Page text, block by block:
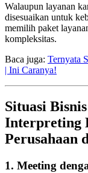
Walaupun layanan
disesuaikan untuk
memilih paket
kompleksitas.
Baca juga: Ternyata
| Ini Caranya!
Situasi
Interpreting
Perusahaan
1. Meeting